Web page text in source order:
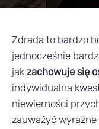
Zdrada to bardzo
jednocześnie
jak zachowuje się
indywidualna
niewierności
zauważyć